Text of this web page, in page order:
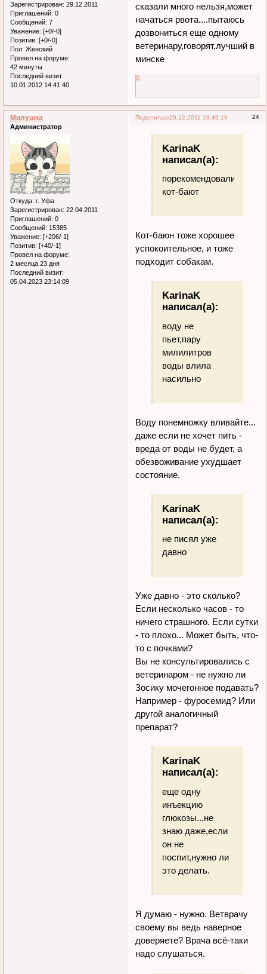
Зарегистрирован: 29.12.2011
Приглашений: 0
Сообщений: 7
Уважение: [+0/-0]
Позитив: [+0/-0]
Пол: Женский
Провел на форуме:
42 минуты
Последний визит:
10.01.2012 14:41:40
сказали много нельзя,может
начаться рвота....пытаюсь
дозвониться еще одному
ветеринару,говорят,лучший в
минске
0
Поделиться 24
29.12.2011 18:49:19
Милушка
Администратор
Откуда: г. Уфа
Зарегистрирован: 22.04.2011
Приглашений: 0
Сообщений: 15385
Уважение: [+206/-1]
Позитив: [+40/-1]
Провел на форуме:
2 месяца 23 дня
Последний визит:
05.04.2023 23:14:09
KarinaK
написал(а):
порекомендовали
кот-бают
Кот-баюн тоже хорошее
успокоительное, и тоже
подходит собакам.
KarinaK
написал(а):
воду не
пьет,пару
милилитров
воды влила
насильно
Воду понемножку вливайте...
даже если не хочет пить -
вреда от воды не будет, а
обезвоживание ухудшает
состояние.
KarinaK
написал(а):
не писял уже
давно
Уже давно - это сколько?
Если несколько часов - то
ничего страшного. Если сутки
- то плохо... Может быть, что-
то с почками?
Вы не консультировались с
ветеринаром - не нужно ли
Зосику мочегонное подавать?
Например - фуросемид? Или
другой аналогичный
препарат?
KarinaK
написал(а):
еще одну
инъекцию
глюкозы...не
знаю даже,если
он не
поспит,нужно ли
это делать.
Я думаю - нужно. Ветврачу
своему вы ведь наверное
доверяете? Врача всё-таки
надо слушаться.